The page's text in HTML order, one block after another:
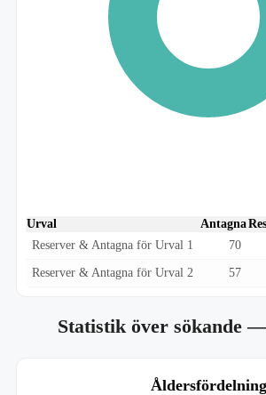
Urval Antagna
Reserver & Antagna för Urval 1
70
Reserver & Antagna för Urval 2 57
Statistik över sökande—
Åldersfördelning